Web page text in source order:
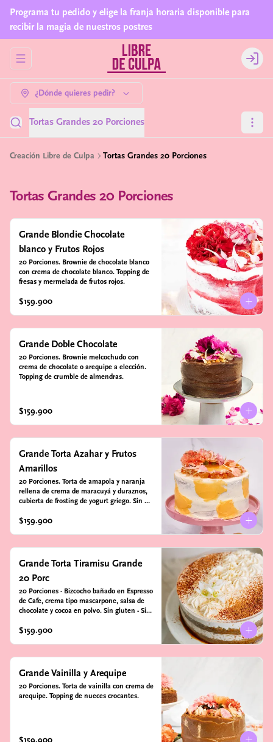
Programa tu pedido y elige la franja horaria disponible para
recibir la magia de nuestros postres
Abrir menu de navegación Login
¿Dónde quieres pedir?
Tortas Grandes 20 Porciones
Creación Libre de Culpa Tortas Grandes 20 Porciones
Tortas Grandes 20 Porciones
Grande Blondie Chocolate
blanco y Frutos Rojos
20 Porciones. Brownie de chocolate blanco
con crema de chocolate blanco. Topping de
fresas y mermelada de frutos rojos.
$159.900
Grande Doble Chocolate
20 Porciones. Brownie melcochudo con
crema de chocolate o arequipe a elección.
Topping de crumble de almendras.
$159.900
Grande Torta Azahar y Frutos
Amarillos
20 Porciones. Torta de amapola y naranja
rellena de crema de maracuyá y duraznos,
cubierta de frosting de yogurt griego. Sin
$159.900
Grande Torta Tiramisu Grande
20 Porc
20 Porciones - Bizcocho bañado en Espresso
de Cafe, crema tipo mascarpone, salsa de
chocolate y cocoa en polvo. Sin gluten - Sin
$159.900
Grande Vainilla y Arequipe
20 Porciones. Torta de vainilla con crema de
arequipe. Topping de nueces crocantes.